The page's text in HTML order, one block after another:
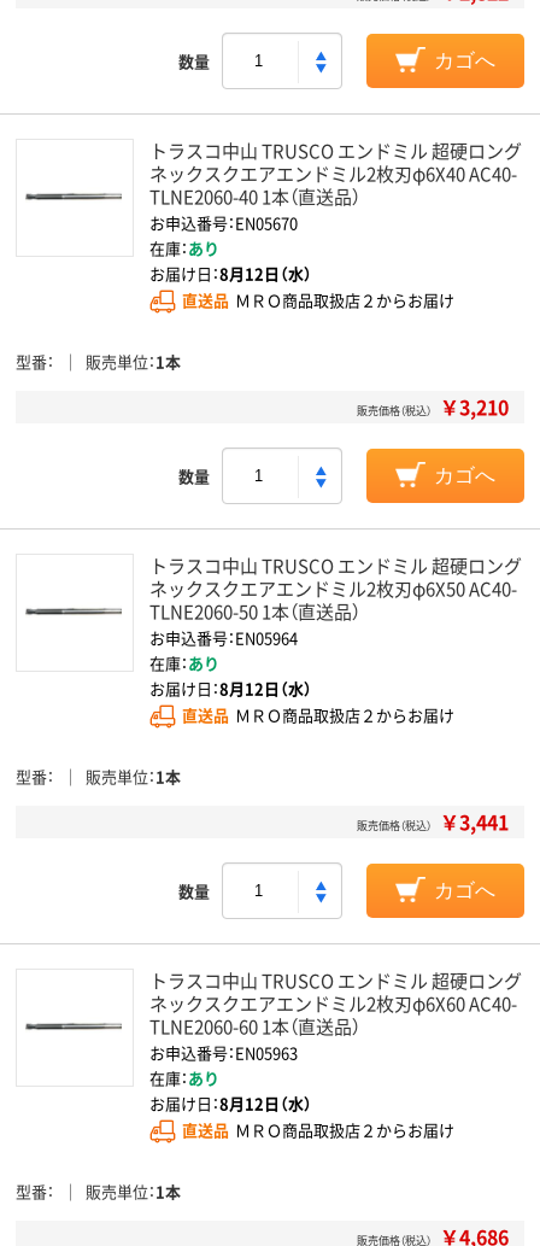
数量 カゴへ
トラスコ中山 TRUSCO エンドミル 超硬ロング
ネックスクエアエンドミル2枚刃φ6X40 AC40-
TLNE2060-40 1本（直送品）
お申込番号：EN05670
在庫：あり
お届け日：8月12日（水）
直送品 ＭＲＯ商品取扱店２からお届け
型番 販売単位 1本
販売価格（税込） ￥3,210
数量 カゴへ
トラスコ中山 TRUSCO エンドミル 超硬ロング
ネックスクエアエンドミル2枚刃φ6X50 AC40-
TLNE2060-50 1本（直送品）
お申込番号：EN05964
在庫：あり
お届け日：8月12日（水）
直送品 ＭＲＯ商品取扱店２からお届け
型番 販売単位 1本
販売価格（税込） ￥3,441
数量 カゴへ
トラスコ中山 TRUSCO エンドミル 超硬ロング
ネックスクエアエンドミル2枚刃φ6X60 AC40-
TLNE2060-60 1本（直送品）
お申込番号：EN05963
在庫：あり
お届け日：8月12日（水）
直送品 ＭＲＯ商品取扱店２からお届け
型番 販売単位 1本
販売価格（税込） ￥4,686